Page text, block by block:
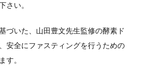
さい。
づいた、山田豊文先生監修の酵素ド
安全にファスティングを行うための
す。